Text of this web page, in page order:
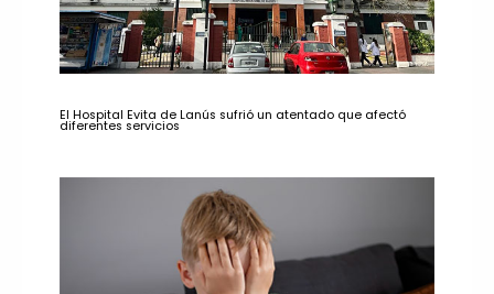
El Hospital Evita de Lanús sufrió un atentado que afectó
diferentes servicios